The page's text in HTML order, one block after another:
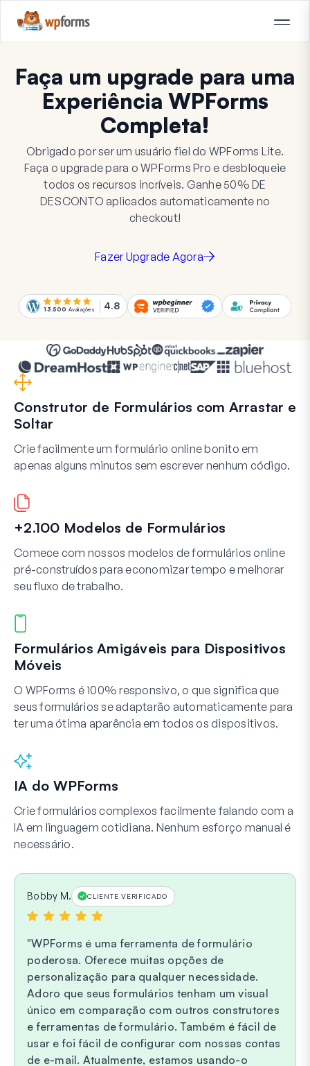
Faça um upgrade para uma
Experiência WPForms
Completa!
Obrigado por ser um usuário fiel do WPForms Lite.
Faça o upgrade para o WPForms Pro e desbloqueie
todos os recursos incríveis. Ganhe 50% DE
DESCONTO aplicados automaticamente no
checkout!
Fazer Upgrade Agora
13.500 Avaliações 4.8
Construtor de Formulários com Arrastar e
Soltar
Crie facilmente um formulário online bonito em
apenas alguns minutos sem escrever nenhum código.
+2.100 Modelos de Formulários
Comece com nossos modelos de formulários online
pré-construídos para economizar tempo e melhorar
seu fluxo de trabalho.
Formulários Amigáveis para Dispositivos
Móveis
O WPForms é 100% responsivo, o que significa que
seus formulários se adaptarão automaticamente para
ter uma ótima aparência em todos os dispositivos.
IA do WPForms
Crie formulários complexos facilmente falando com a
IA em linguagem cotidiana. Nenhum esforço manual é
necessário.
Bobby M. CLIENTE VERIFICADO
WPForms é uma ferramenta de formulário
poderosa. Oferece muitas opções de
personalização para qualquer necessidade.
Adoro que seus formulários tenham um visual
único em comparação com outros construtores
e ferramentas de formulário. Também é fácil de
usar e foi fácil de configurar com nossas contas
de e-mail. Atualmente, estamos usando-o